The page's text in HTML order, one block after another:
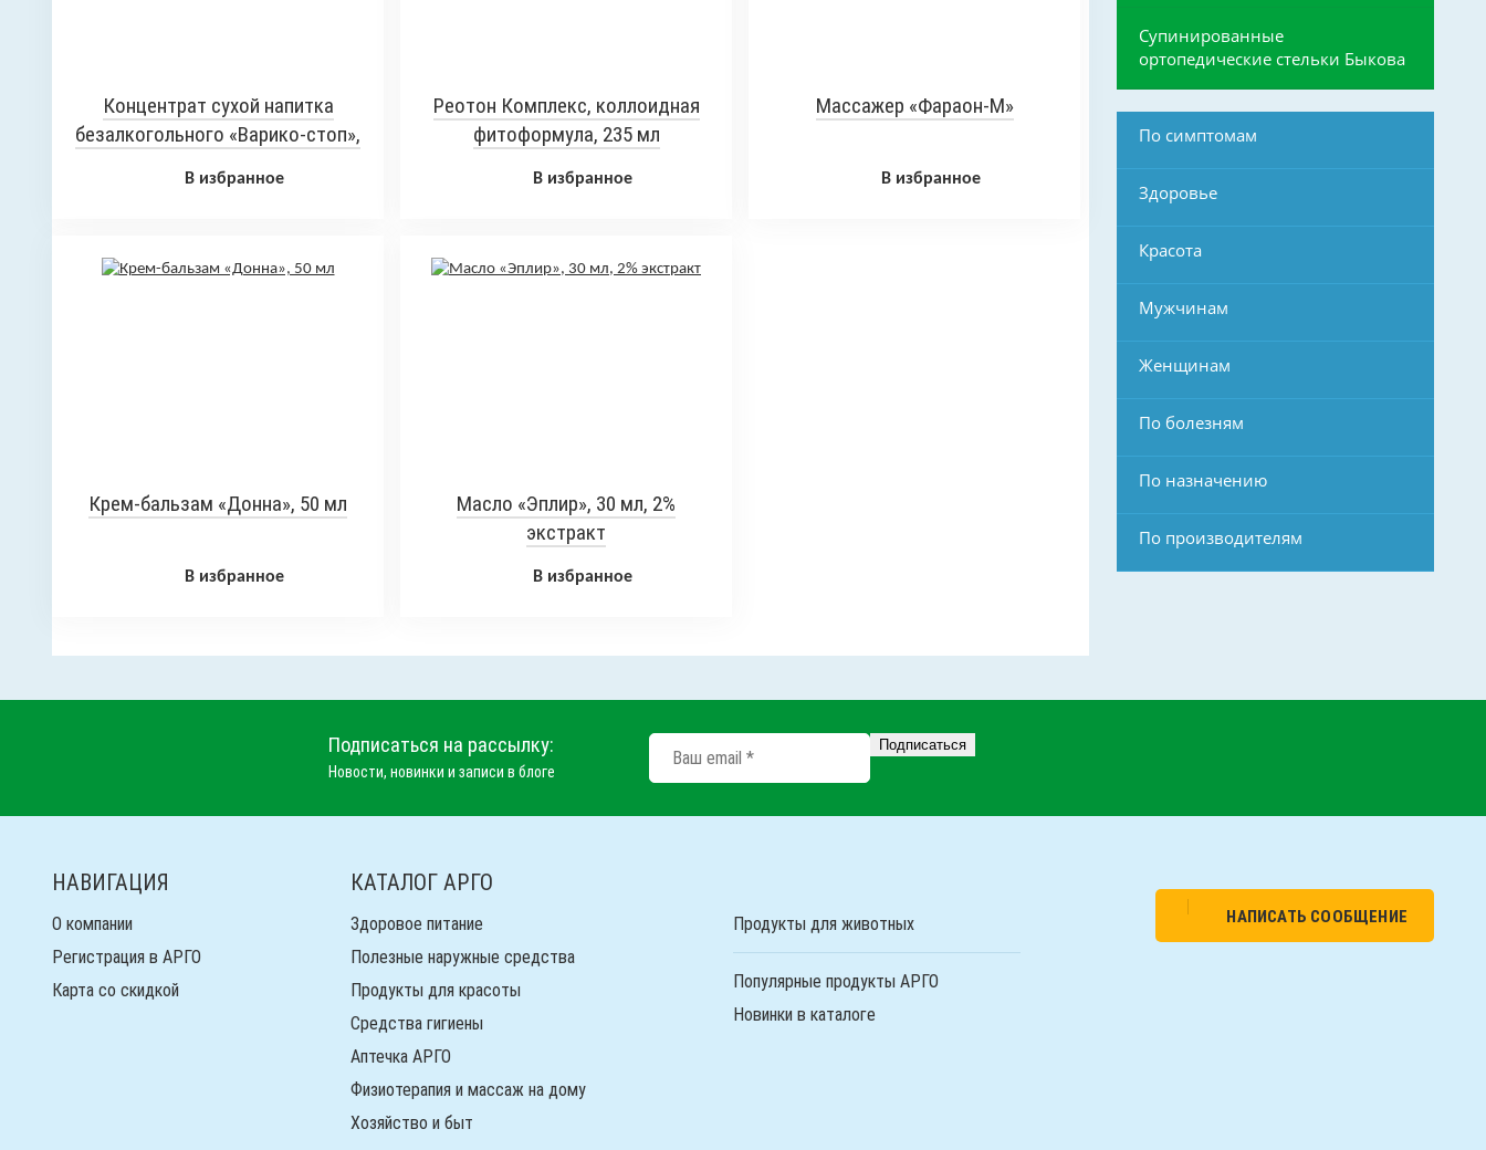
Концентрат сухой напитка
безалкогольного «Варико-стоп»,
В избранное
Реотон Комплекс, коллоидная
фитоформула, 235 мл
В избранное
Массажер «Фараон-М»
В избранное
Крем-бальзам «Донна», 50 мл
В избранное
Масло «Эплир», 30 мл, 2%
экстракт
В избранное
Супинированные
ортопедические стельки Быкова
По симптомам
Здоровье
Красота
Мужчинам
Женщинам
По болезням
По назначению
По производителям
Подписаться на рассылку:
Новости, новинки и записи в блоге
НАВИГАЦИЯ
О компании
Регистрация в АРГО
Карта со скидкой
КАТАЛОГ АРГО
Здоровое питание
Полезные наружные средства
Продукты для красоты
Средства гигиены
Аптечка АРГО
Физиотерапия и массаж на дому
Хозяйство и быт
Продукты для животных
Популярные продукты АРГО
Новинки в каталоге
НАПИСАТЬ СООБЩЕНИЕ